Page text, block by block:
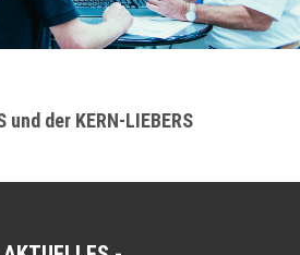
und der KERN-LIEBERS